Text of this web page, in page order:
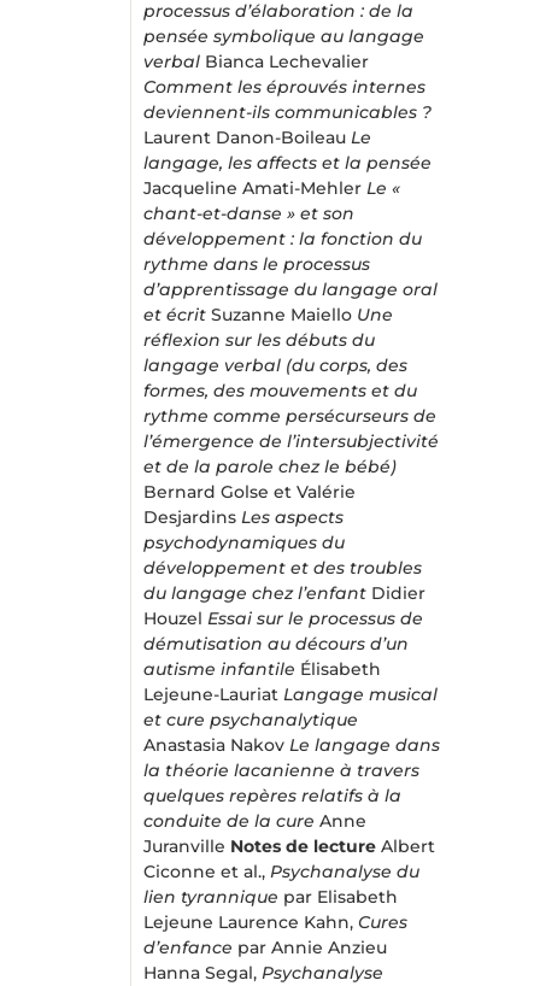
processus d’élaboration : de la
pensée symbolique au langage
verbal Bianca Lechevalier
Comment les éprouvés internes
deviennent-ils communicables ?
Laurent Danon-Boileau Le
langage, les affects et la pensée
Jacqueline Amati-Mehler Le «
chant-et-danse » et son
développement : la fonction du
rythme dans le processus
d’apprentissage du langage oral
et écrit Suzanne Maiello Une
réflexion sur les débuts du
langage verbal (du corps, des
formes, des mouvements et du
rythme comme persécurseurs de
l’émergence de l’intersubjectivité
et de la parole chez le bébé)
Bernard Golse et Valérie
Desjardins Les aspects
psychodynamiques du
développement et des troubles
du langage chez l’enfant Didier
Houzel Essai sur le processus de
démutisation au décours d’un
autisme infantile Élisabeth
Lejeune-Lauriat Langage musical
et cure psychanalytique
Anastasia Nakov Le langage dans
la théorie lacanienne à travers
quelques repères relatifs à la
conduite de la cure Anne
Juranville Notes de lectureAlbert
Ciconne et al., Psychanalyse du
lien tyrannique par Elisabeth
Lejeune Laurence Kahn, Cures
d’enfance par Annie Anzieu
Hanna Segal, Psychanalyse